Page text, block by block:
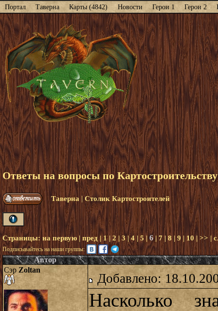
Портал Таверна Карты (4842) Новости Герои 1 Герои 2
Ответы на вопросы по
Таверна |Столик Картостроителей
Страницы: на первую| пред|1|2|3|4 |5 | 6| 7| 8 | 9 | 10| >>|
Подписывайтесь на наши группы:
Автор
Сэр Zoltan
Добавлено:
Насколько